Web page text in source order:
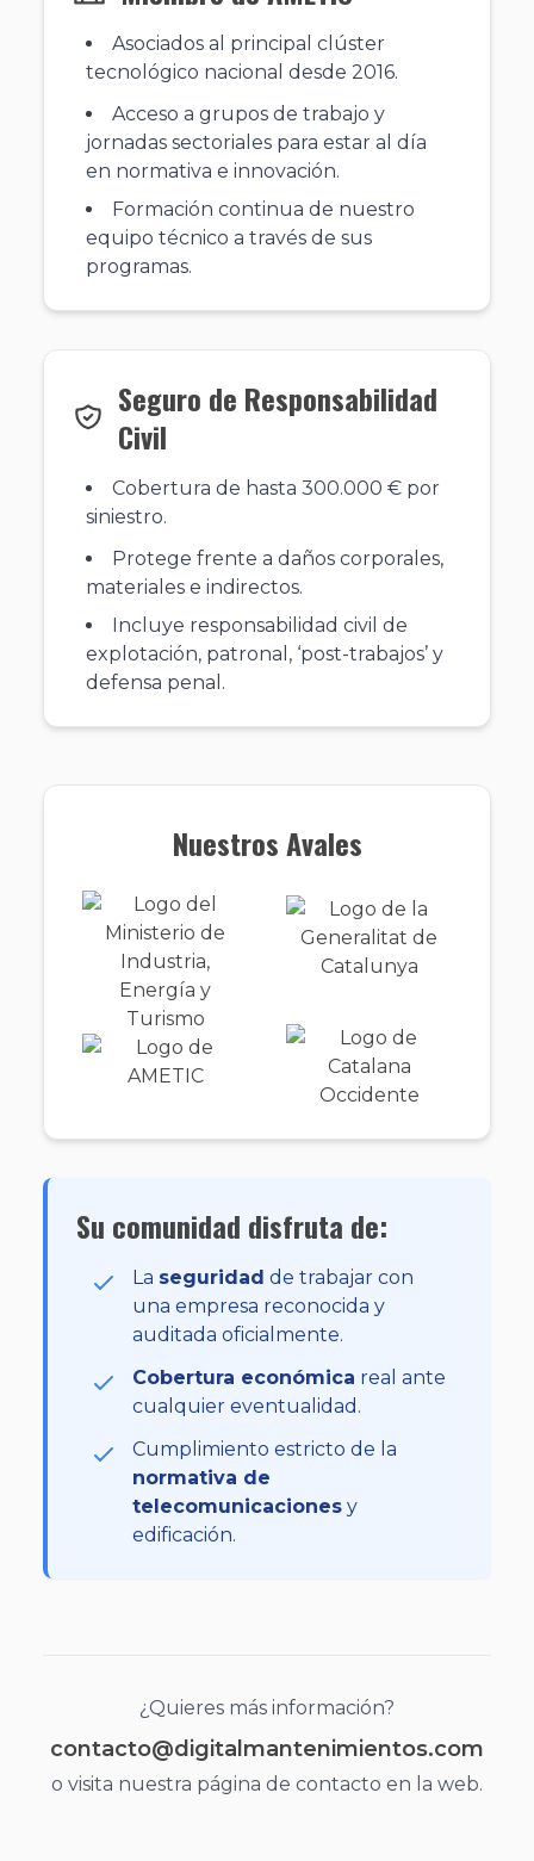
Asociados al principal clúster
tecnológico nacional desde 2016.
Acceso a grupos de trabajo y
jornadas sectoriales para estar al día
en normativa e innovación.
Formación continua de nuestro
equipo técnico a través de sus
programas.
Seguro de Responsabilidad
Civil
Cobertura de hasta 300.000 € por
siniestro.
Protege frente a daños corporales,
materiales e indirectos.
Incluye responsabilidad civil de
explotación, patronal, ‘post-trabajos’ y
defensa penal.
Nuestros Avales
Su comunidad disfruta de:
La seguridad de trabajar con
una empresa reconocida y
auditada oficialmente.
Cobertura económica real ante
cualquier eventualidad.
Cumplimiento estricto de la
normativa de
telecomunicaciones y
edificación.
¿Quieres más información?
contacto@digitalmantenimientos.com
o visita nuestra página de contacto en la web.